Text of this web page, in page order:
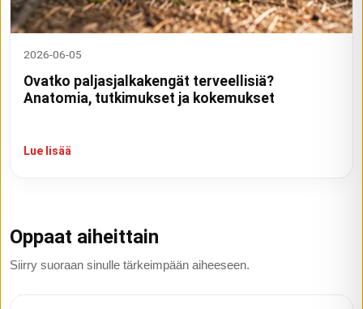
2026-06-05
Ovatko paljasjalkakengät terveellisiä?
Anatomia, tutkimukset ja kokemukset
Lue lisää
Oppaat aiheittain
Siirry suoraan sinulle tärkeimpään aiheeseen.